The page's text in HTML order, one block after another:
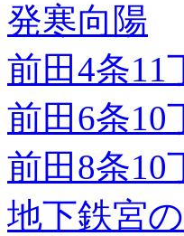
発寒向陽
前田4条11
前田6条10
前田8条10
地下鉄宮